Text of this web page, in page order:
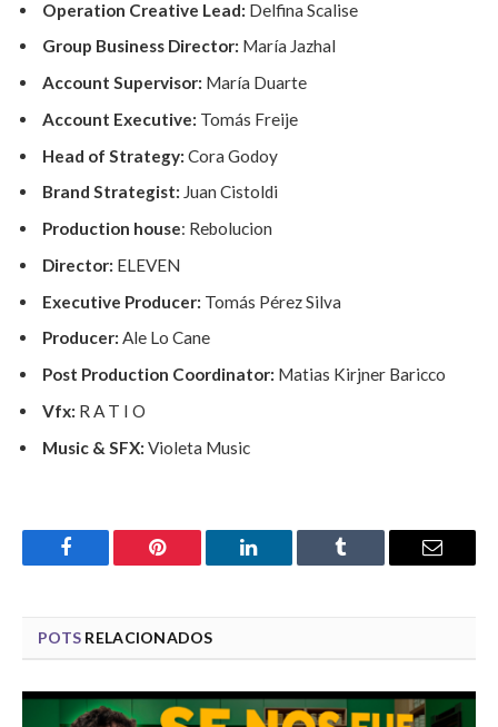
Operation Creative Lead: Delfina Scalise
Group Business Director: María Jazhal
Account Supervisor: María Duarte
Account Executive: Tomás Freije
Head of Strategy: Cora Godoy
Brand Strategist: Juan Cistoldi
Production house: Rebolucion
Director: ELEVEN
Executive Producer: Tomás Pérez Silva
Producer: Ale Lo Cane
Post Production Coordinator: Matias Kirjner Baricco
Vfx: R A T I O
Music & SFX: Violeta Music
Facebook Pinterest LinkedIn Tumblr Email
POTS RELACIONADOS